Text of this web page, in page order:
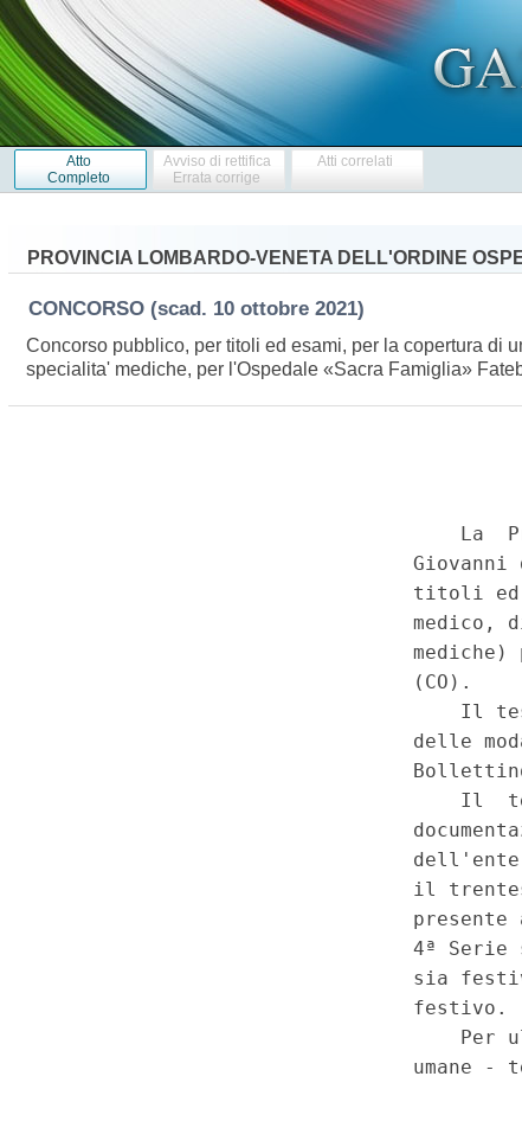
Atto
Completo
Avviso di rettifica
Errata corrige
Atti correlati
PROVINCIA LOMBARDO-VENETA DELL'ORDINE
CONCORSO (scad. 10 ottobre 2021)
Concorso pubblico, per titoli ed esami, per la copertura di
specialita' mediche, per l'Ospedale «Sacra Famiglia»